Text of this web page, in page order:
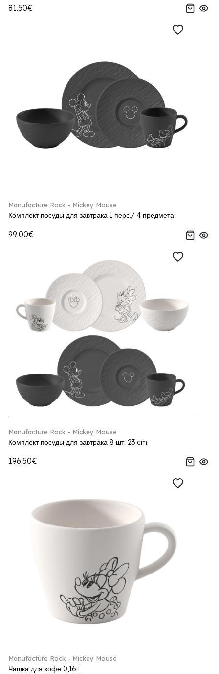
81.50€
Manufacture Rock - Mickey Mouse
Комплект посуды для завтрака 1 перс./ 4 предмета
99.00€
Manufacture Rock - Mickey Mouse
Комплект посуды для завтрака 8 шт. 23 cm
196.50€
Manufacture Rock - Mickey Mouse
Чашка для кофе 0,16 l